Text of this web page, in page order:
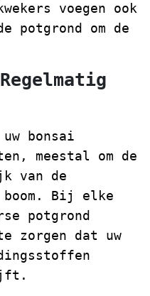
voegen ook
potgrond om de
bonsai
meestal om de
van de
boom. Bij elke
potgrond
zorgen dat uw